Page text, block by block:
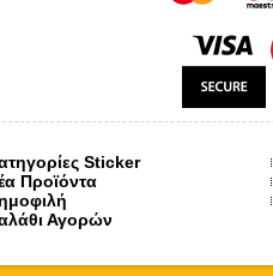
Sticker
Προϊόντα
Αγορών